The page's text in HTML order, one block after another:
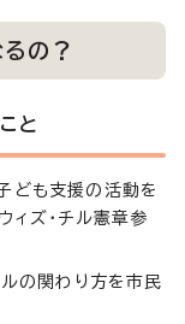
の？
と
ども支援の活動を
ィズ・チル憲章参
ルの関わり方を市民